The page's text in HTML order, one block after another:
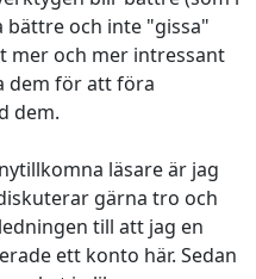
bättre och inte "gissa"
mer och mer intressant
dem för att föra
dem.
läsare är jag
gärna tro och
till att jag en
ett konto här. Sedan